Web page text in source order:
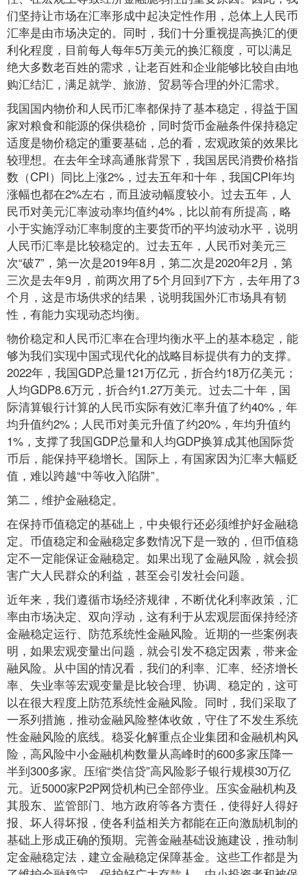
们坚持让市场在汇率形成中起决定性作用，总体上人民币
汇率是由市场决定的。同时，我们十分重视提高换汇的便
利化程度，目前每人每年5万美元的换汇额度，可以满足
绝大多数老百姓的需求，让老百姓和企业能够比较自由地
购汇结汇，满足就学、旅游、贸易等合理的外汇需求。
我国国内物价和人民币汇率都保持了基本稳定，得益于国
家对粮食和能源的保供稳价，同时货币金融条件保持稳定
适度是物价稳定的重要基础，总的看，宏观政策的效果比
较理想。在去年全球高通胀背景下，我国居民消费价格指
数（CPI）同比上涨2%，过去五年和十年，我国CPI年均
涨幅也都在2%左右，而且波动幅度较小。过去五年，人
民币对美元汇率波动率均值约4%，比以前有所提高，略
小于实施浮动汇率制度的主要货币的平均波动水平，说明
人民币汇率是比较稳定的。过去五年，人民币对美元三
次“破7”，第一次是2019年8月，第二次是2020年2月，第
三次是去年9月，前两次用了5个月回到7下方，去年用了3
个月，这是市场供求的结果，说明我国外汇市场具有韧
性，有能力实现动态均衡。
物价稳定和人民币汇率在合理均衡水平上的基本稳定，能
够为我们实现中国式现代化的战略目标提供有力的支撑。
2022年，我国GDP总量121万亿元，折合约18万亿美元；
人均GDP8.6万元，折合约1.27万美元。过去二十年，国
际清算银行计算的人民币实际有效汇率升值了约40%，年
均升值约2%；人民币对美元升值了约20%，年均升值约
1%，支撑了我国GDP总量和人均GDP换算成其他国际货
币后，能保持平稳增长。国际上，有国家因为汇率大幅贬
值，难以跨越“中等收入陷阱”。
第二，维护金融稳定。
在保持币值稳定的基础上，中央银行还必须维护好金融稳
定。币值稳定和金融稳定多数情况下是一致的，但币值稳
定不一定能保证金融稳定。如果出现了金融风险，就会损
害广大人民群众的利益，甚至会引发社会问题。
近年来，我们遵循市场经济规律，不断优化利率政策，汇
率由市场决定、双向浮动，这有利于从宏观层面保持经济
金融稳定运行、防范系统性金融风险。近期的一些案例表
明，如果宏观变量出问题，就会引发不稳定因素，带来金
融风险。从中国的情况看，我们的利率、汇率、经济增长
率、失业率等宏观变量是比较合理、协调、稳定的，这可
以在很大程度上防范系统性金融风险。同时，我们采取了
一系列措施，推动金融风险整体收敛，守住了不发生系统
性金融风险的底线。稳妥化解重点企业集团和金融机构风
险，高风险中小金融机构数量从高峰时的600多家压降一
半到300多家。压缩“类信贷”高风险影子银行规模30万亿
元。近5000家P2P网贷机构已全部停业。压实金融机构及
其股东、监管部门、地方政府等各方责任，使得好人得好
报、坏人得坏报，使各利益相关方都能在正向激励机制的
基础上形成正确的预期。完善金融基础设施建设，推动制
定金融稳定法，建立金融稳定保障基金。这些工作都是为